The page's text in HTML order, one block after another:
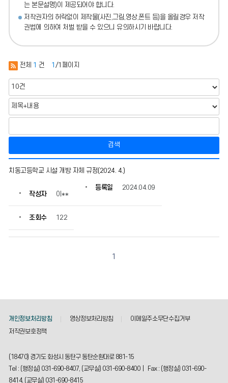
는 본문설명)이 제공되어야 합니다.
저작권자의 허락없이 제작물(사진,그림,영상,폰트 등)을 올릴경우 저작
권법에 의하여 처벌 받을 수 있으니 유의하시기 바랍니다.
전체 1 건 1 /1페이지
검색
지
의
물
등
록
회
수
정
치동고등학교 시설 개방 자체 규정(2024. 4.)
작성자 이**
등록일 2024.04.09
조회수 122
1
개인정보처리방침 영상정보처리방침
이메일주소무단수집거부
저작권보호정책
(18470) 경기도 화성시 동탄구 동탄순환대로 881-15
Tel : (행정실) 031-690-8407, (교무실) 031-690-8400 | Fax : (행정실) 031-690-
8414, (교무실) 031-690-8415